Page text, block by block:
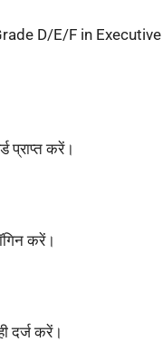
D/E/F in Executive
प्राप्त करें।
करें।
दर्ज करें।